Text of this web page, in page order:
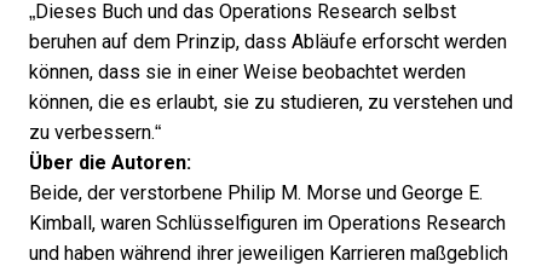
„Dieses Buch und das Operations Research selbst
beruhen auf dem Prinzip, dass Abläufe erforscht werden
können, dass sie in einer Weise beobachtet werden
können, die es erlaubt, sie zu studieren, zu verstehen und
zu verbessern.“
Über die Autoren:
Beide, der verstorbene Philip M. Morse und George E.
Kimball, waren Schlüsselfiguren im Operations Research
und haben während ihrer jeweiligen Karrieren maßgeblich